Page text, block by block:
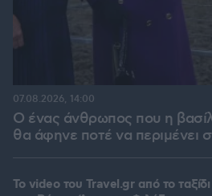
Ο ένας άνθρωπος που η
θα άφηνε ποτέ να περιμένει
07.08.2026, 14:00
To video του Travel.gr από το ταξίδι